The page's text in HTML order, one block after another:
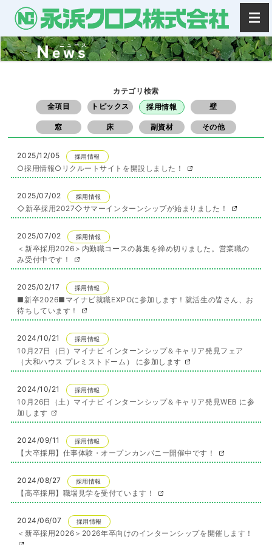
News
ニュース
カテゴリ検索
全項目
トピックス 採用情報 壁
窓 床 副資材 その他
2025/12/05 採用情報
○採用情報○リクルートサイトを開設しました！
2025/07/02 採用情報
◇新卒採用2027◇サマーインターンシップが始まりました！
2025/07/02 採用情報
＜新卒採用2026＞内勤職コースの募集を締め切りました。営業職の
み受付中です！
2025/02/17 採用情報
■新卒2026■マイナビ就職EXPOに参加します！就活生の皆さん、お
待ちしています！
2024/10/21 採用情報
10月27日（日）マイナビ インターンシップ＆キャリア発見フェア
（大和ハウス プレミストドーム） に参加します
2024/10/21 採用情報
10月26日（土）マイナビ インターンシップ＆キャリア発見WEB に参
加します
2024/09/11 採用情報
【大卒採用】仕事体験・オープンカンパニー開催中です！
2024/08/27 採用情報
【高卒採用】職場見学を受付ています！
2024/06/07 採用情報
＜新卒採用2026＞2026年卒向けのインターンシップを開催します！